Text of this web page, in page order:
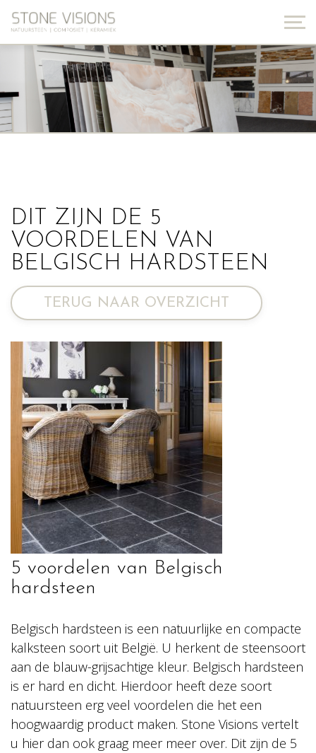
DIT ZIJN DE 5
VOORDELEN VAN
BELGISCH HARDSTEEN
TERUG NAAR OVERZICHT
5 voordelen van Belgisch
hardsteen
Belgisch hardsteen is een natuurlijke en compacte
kalksteen soort uit België. U herkent de steensoort
aan de blauw-grijsachtige kleur. Belgisch hardsteen
is er hard en dicht. Hierdoor heeft deze soort
natuursteen erg veel voordelen die het een
hoogwaardig product maken. Stone Visions vertelt
u hier dan ook graag meer meer over. Dit zijn de 5